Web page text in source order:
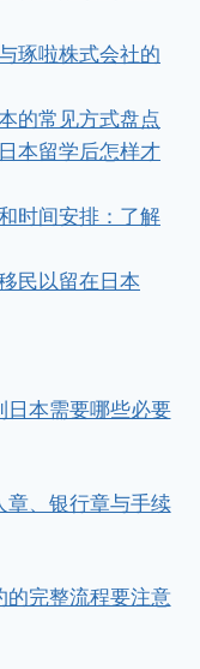
琢啦株式会社的
的常见方式盘点
本留学后怎样才
时间安排：了解
民以留在日本
日本需要哪些必要
章、银行章与手续
的完整流程要注意